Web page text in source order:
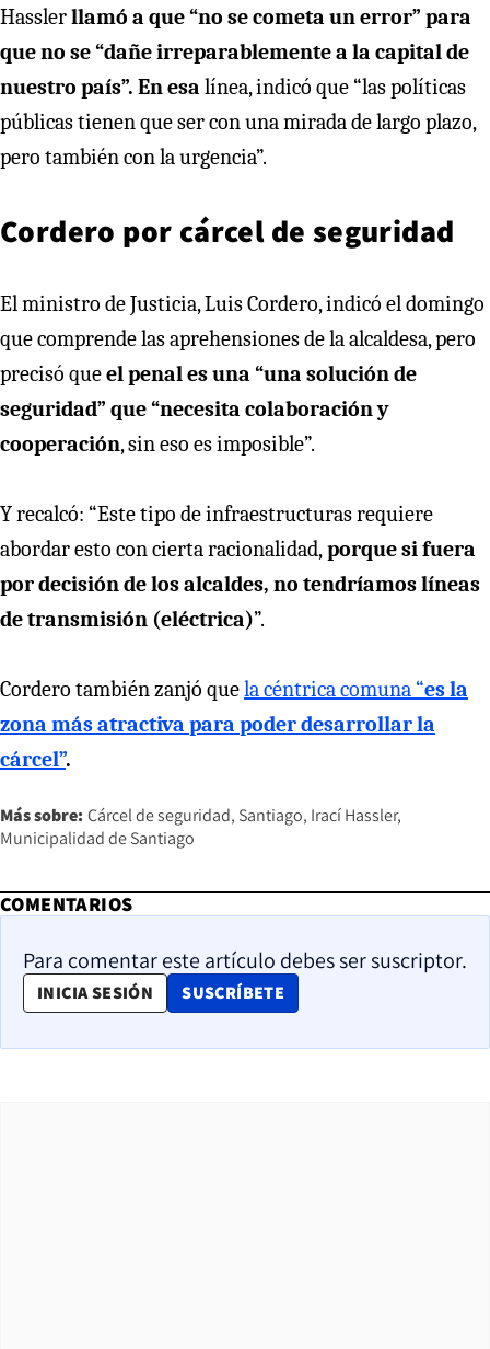
Hasslerllamó a que “no se cometa un error” para
que no se “dañe irreparablemente a la capital de
nuestro país”. En esa línea, indicó que “las políticas
públicas tienen que ser con una mirada de largo plazo,
pero también con la urgencia”.
Cordero por cárcel de seguridad
El ministro de Justicia, Luis Cordero, indicó el domingo
que comprende las aprehensiones de la alcaldesa, pero
precisó queel penal es una “una solución de
seguridad” que “necesita colaboración y
cooperación, sin eso es imposible”.
Y recalcó: “Este tipo de infraestructuras requiere
abordar esto con cierta racionalidad,porque si fuera
por decisión de los alcaldes, no tendríamos líneas
de transmisión (eléctrica)”.
Cordero también zanjó quela céntrica comuna “es la
zona más atractiva para poder desarrollar la
cárcel”.
Más sobre: Cárcel de seguridad Santiago Irací Hassler
Municipalidad de Santiago
COMENTARIOS
Para comentar este artículo debes ser suscriptor.
INICIA SESIÓN SUSCRÍBETE
OPENS IN NEW WINDOW